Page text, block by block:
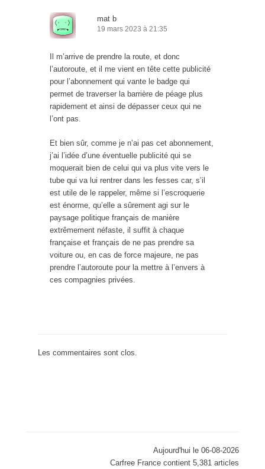
mat b
19 mars 2023 à 21:35
Il m’arrive de prendre la route, et donc
l’autoroute, et il me vient en tête cette publicité
pour l’abonnement qui vante le badge qui
permet de traverser la barrière de péage plus
rapidement et ainsi de dépasser ceux qui ne
l’ont pas.
Et bien sûr, comme je n’ai pas cet abonnement,
j’ai l’idée d’une éventuelle publicité qui se
moquerait bien de celui qui va plus vite vers le
tube qui va lui rentrer dans les fesses car, s’il
est utile de le rappeler, même si l’escroquerie
est énorme, qu’elle a sûrement agi sur le
paysage politique français de manière
extrêmement néfaste, il suffit à chaque
française et français de ne pas prendre sa
voiture ou, en cas de force majeure, ne pas
prendre l’autoroute pour la mettre à l’envers à
ces compagnies privées.
Les commentaires sont clos.
Aujourd'hui le 06-08-2026
Carfree France contient 5,381 articles